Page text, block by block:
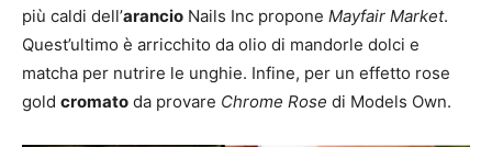
più caldi dell’arancio Nails Inc propone Mayfair Market.
Quest’ultimo è arricchito da olio di mandorle dolci e
matcha per nutrire le unghie. Infine, per un effetto rose
gold cromato da provare Chrome Rose di Models Own.